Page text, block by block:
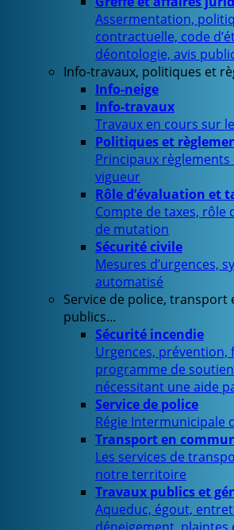
Assermentation,
contractuelle, code
déontologie, avis
Info-travaux, politiques et
Info-neige
Info-travaux
Travaux en cours sur
Politiques et
Principaux
vigueur
Rôle d’évaluation et
Compte de taxes, rôle
de mutation
Sécurité civile
Mesures d’urgences,
automatisé
Service de police,
publics…
Sécurité incendie
Urgences,
programme de
nécessitant une aide
Service de police
Régie Intermunicipale
Transport en
Les services de
notre territoire
Travaux publics et
Aqueduc, égout,